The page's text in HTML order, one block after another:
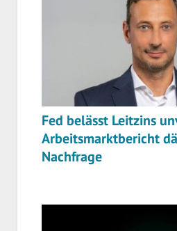
Fed belässt Leitzins
Arbeitsmarktbericht
Nachfrage